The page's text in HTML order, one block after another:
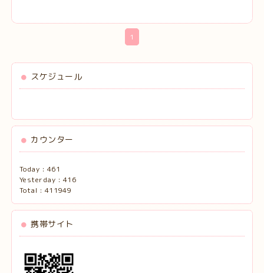
1
スケジュール
カウンター
Today : 461
Yesterday : 416
Total : 411949
携帯サイト